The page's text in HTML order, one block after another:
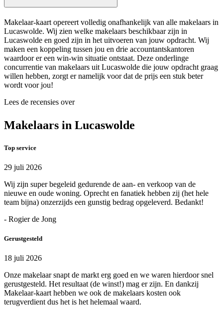
Makelaar-kaart opereert volledig onafhankelijk van alle makelaars in
Lucaswolde. Wij zien welke makelaars beschikbaar zijn in
Lucaswolde en goed zijn in het uitvoeren van jouw opdracht. Wij
maken een koppeling tussen jou en drie accountantskantoren
waardoor er een win-win situatie ontstaat. Deze onderlinge
concurrentie van makelaars uit Lucaswolde die jouw opdracht graag
willen hebben, zorgt er namelijk voor dat de prijs een stuk beter
wordt voor jou!
Lees de recensies over
Makelaars in Lucaswolde
Top service
29 juli 2026
Wij zijn super begeleid gedurende de aan- en verkoop van de
nieuwe en oude woning. Oprecht en fanatiek hebben zij (het hele
team bijna) onzerzijds een gunstig bedrag opgeleverd. Bedankt!
- Rogier de Jong
Gerustgesteld
18 juli 2026
Onze makelaar snapt de markt erg goed en we waren hierdoor snel
gerustgesteld. Het resultaat (de winst!) mag er zijn. En dankzij
Makelaar-kaart hebben we ook de makelaars kosten ook
terugverdient dus het is het helemaal waard.